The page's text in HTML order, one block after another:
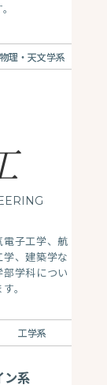
物理・天文学系
子工学、航
、建築学な
部学科につい
。
工学系
ン系